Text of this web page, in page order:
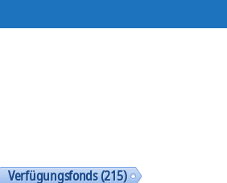
Verfügungsfonds(215)